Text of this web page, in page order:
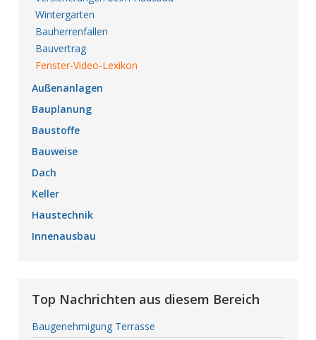
Wintergarten
Bauherrenfallen
Bauvertrag
Fenster-Video-Lexikon
Außenanlagen
Bauplanung
Baustoffe
Bauweise
Dach
Keller
Haustechnik
Innenausbau
Top Nachrichten aus diesem Bereich
Baugenehmigung Terrasse